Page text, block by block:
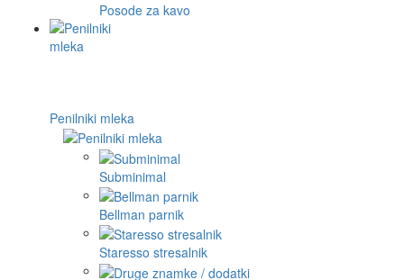
Posode za kavo
Penilniki mleka
Subminimal
Bellman parnik
Staresso stresalnik